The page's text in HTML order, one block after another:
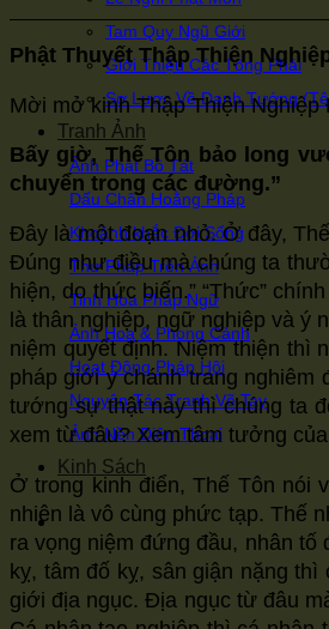
Tam Quy Ngũ Giới
Giới Thiệu Các Tông Phái
Sơ Lược Về Danh Tướng
Tranh Ảnh
Ảnh Phật Bồ Tát
Dấu Chân Hoằng Pháp
Khoảnh khắc Đời Sống
Thư Pháp Trên Ảnh
Tinh Hoa Pháp Ngữ
Ảnh Hoa & Phong Cảnh
Hoạt Động Pháp Hội
Nguyên Tác Tranh Vẽ Tay
Ảnh Nền Điện Thoại
Kinh Sách
Phật Thuyết Thập Thiện
Mời mở kinh Thập Thiện
Bấy giờ, Thế Tôn bảo long
chuyển trong các đường.”
Đây là một đoạn nhỏ. Ở đây,
Đúng như điều mà chúng ta
hiện, do thức biến.” “Thức”
là thân nghiệp, ngữ nghiệp và ý
niệm quyết định. Niệm thiện thì
pháp giới y chánh trang
tướng sự thật này thì chúng ta
xem từ đâu? Xem tâm tưởng
Ở trong kinh điển, Thế Tôn nói
nhiên là vô cùng phức tạp. Thế
ra vọng niệm đứng đầu, nhân
kỵ, tâm đố kỵ, sân giận nặng
giới địa ngục. Địa ngục từ đâu